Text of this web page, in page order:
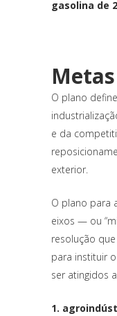
gasolina de
Metas
O plano
e da
exterior.
O plano para
eixos — ou
resolução
para instituir
ser atingidos
1.